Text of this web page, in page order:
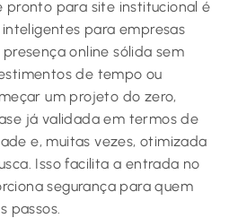
para site institucional é
para empresas
online sólida sem
de tempo ou
um projeto do zero,
já validada em termos de
e, muitas vezes, otimizada
Isso facilita a entrada no
segurança para quem
passos.